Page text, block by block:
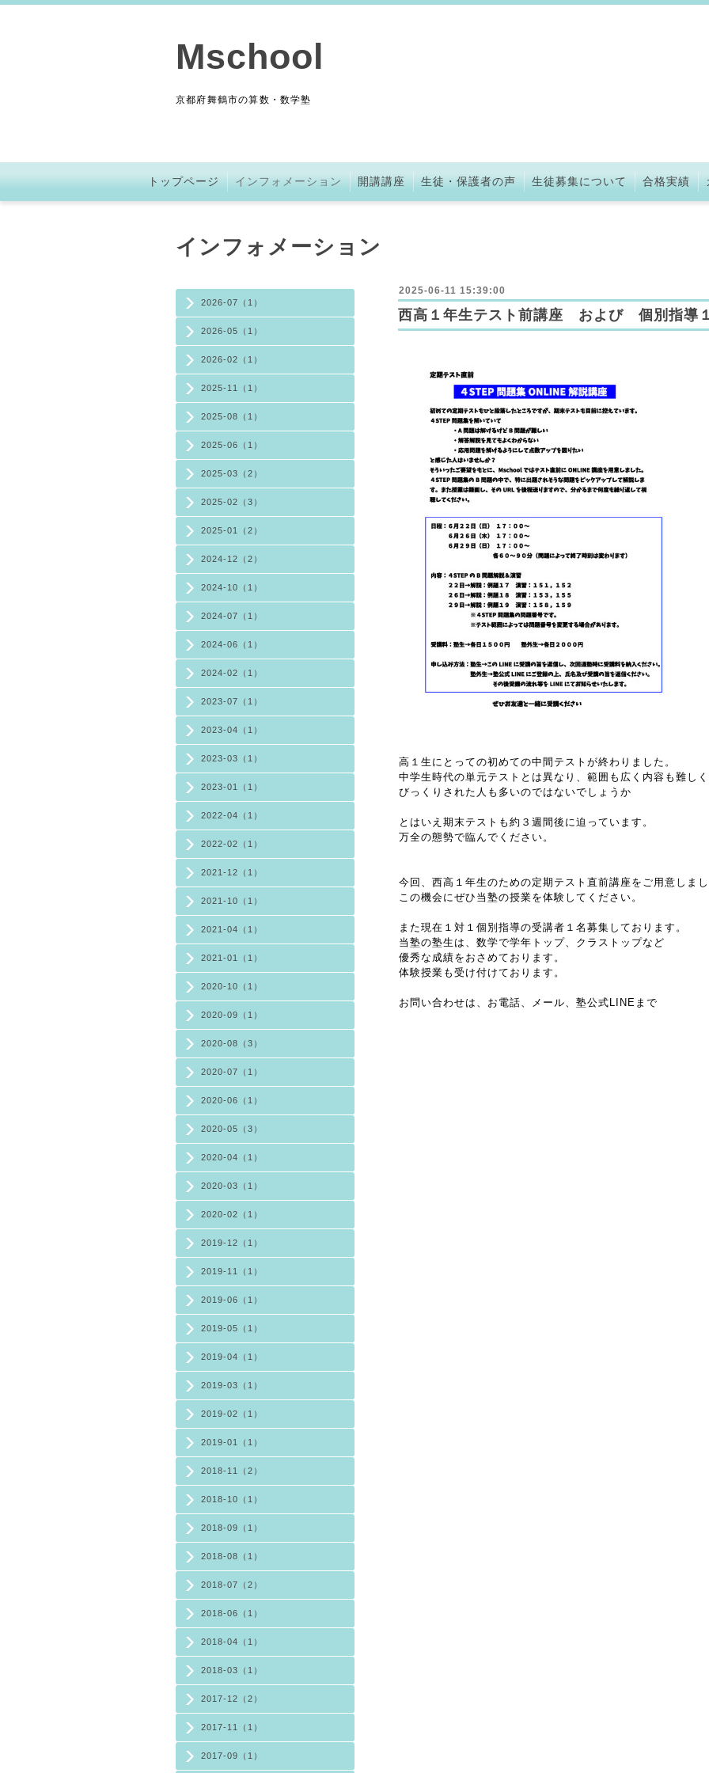
Mschool
京都府舞鶴市の算数・数学塾
トップページ インフォメーション 開講講座 生徒・保護者の声 生徒募集について 合格実績
2026-07（1）
2026-05（1）
2026-02（1）
2025-11（1）
2025-08（1）
2025-06（1）
2025-03（2）
2025-02（3）
2025-01（2）
2024-12（2）
2024-10（1）
2024-07（1）
2024-06（1）
2024-02（1）
2023-07（1）
2023-04（1）
2023-03（1）
2023-01（1）
2022-04（1）
2022-02（1）
2021-12（1）
2021-10（1）
2021-04（1）
2021-01（1）
2020-10（1）
2020-09（1）
2020-08（3）
2020-07（1）
2020-06（1）
2020-05（3）
2020-04（1）
2020-03（1）
2020-02（1）
2019-12（1）
2019-11（1）
2019-06（1）
2019-05（1）
2019-04（1）
2019-03（1）
2019-02（1）
2019-01（1）
2018-11（2）
2018-10（1）
2018-09（1）
2018-08（1）
2018-07（2）
2018-06（1）
2018-04（1）
2018-03（1）
2017-12（2）
2017-11（1）
2017-09（1）
インフォメーション
2025-06-11 15:39:00
西高１年生テスト前講座 および 個別指導
高１生にとっての初めての中間テストが終わりました。
中学生時代の単元テストとは異なり、範囲も広く内容も難しく
びっくりされた人も多いのではないでしょうか
とはいえ期末テストも約３週間後に迫っています。
万全の態勢で臨んでください。
今回、西高１年生のための定期テスト直前講座をご用意しま
この機会にぜひ当塾の授業を体験してください。
また現在１対１個別指導の受講者１名募集しております。
当塾の塾生は、数学で学年トップ、クラストップなど
優秀な成績をおさめております。
体験授業も受け付けております。
お問い合わせは、お電話、メール、塾公式LINEまで